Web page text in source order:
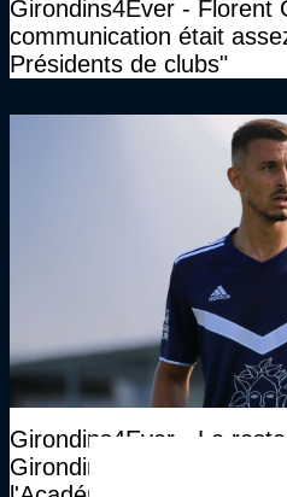
Girondins4Ever - Florent
communication était
Présidents de clubs"
Girondins4Ever - Le
Girondins (Oudin à